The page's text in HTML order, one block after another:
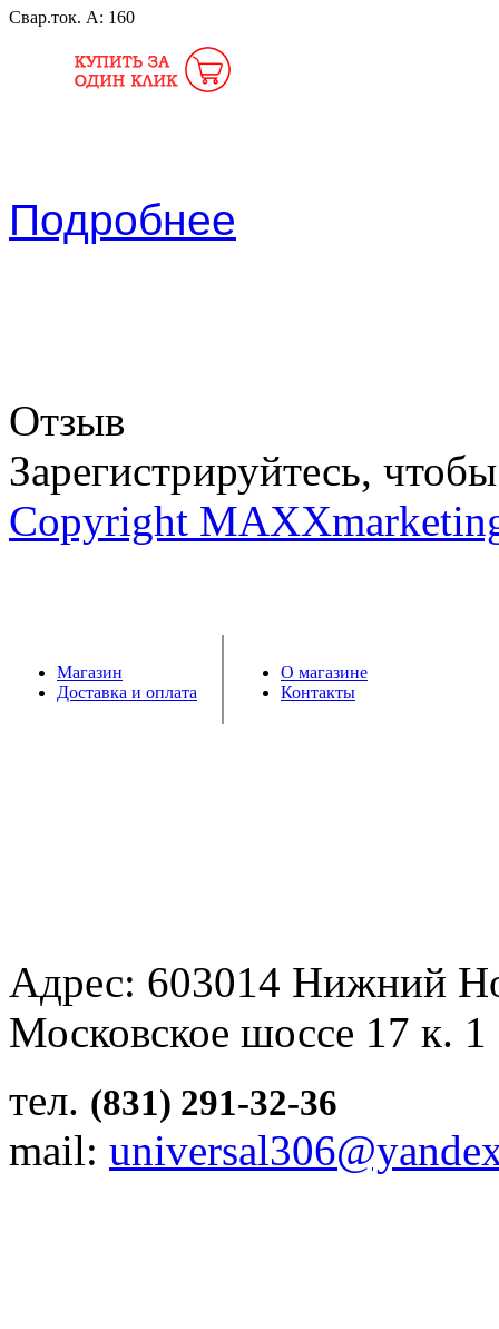
Свар.ток. А: 160
Подробнее
Отзыв
Зарегистрируйтесь,
Copyright
Магазин
Доставка и оплата
О магазине
Контакты
Адрес: 603014 Нижний
Московское шоссе 17 к.
тел. (831) 291-32-36
mail: